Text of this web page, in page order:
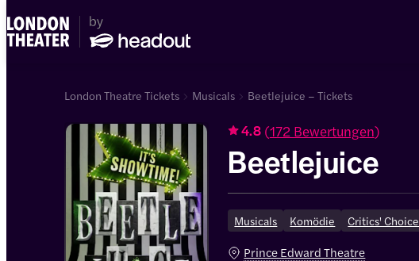
London Theatre Tickets Musicals Beetlejuice – Tickets
4.8 (172 Bewertungen)
Beetlejuice
Musicals Komödie Critics' Choice
Prince Edward Theatre